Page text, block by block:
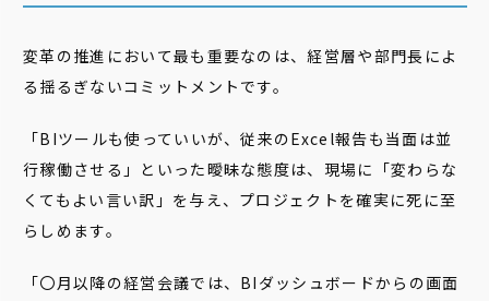
変革の推進において最も重要なのは、経営層や部門長によ
る揺るぎないコミットメントです。
「BIツールも使っていいが、従来のExcel報告も当面は並
行稼働させる」といった曖昧な態度は、現場に「変わらな
くてもよい言い訳」を与え、プロジェクトを確実に死に至
らしめます。
「〇月以降の経営会議では、BIダッシュボードからの画面